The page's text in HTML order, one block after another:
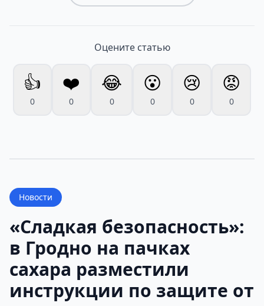
Оцените статью
👍
0
❤️
0
😂
0
😮
0
😢
0
😡
0
Новости
«Сладкая безопасность»:
в Гродно на пачках
сахара разместили
инструкции по защите от